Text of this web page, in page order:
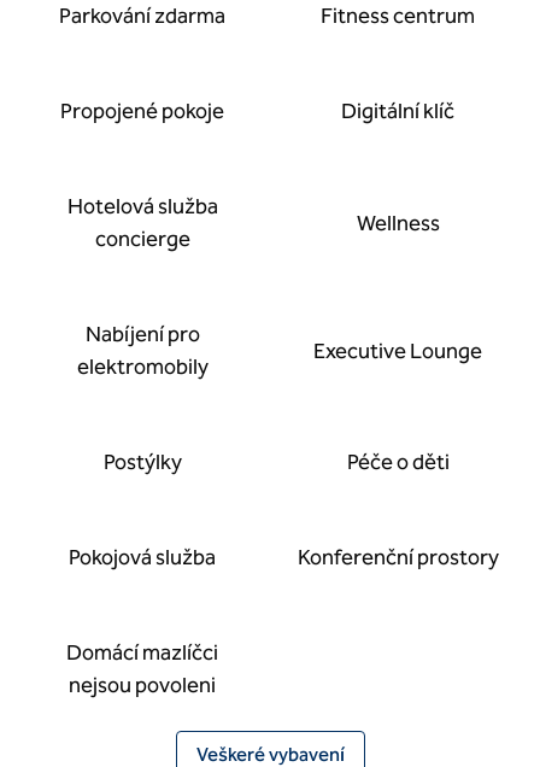
Parkování zdarma Fitness centrum
Propojené pokoje Digitální klíč
Hotelová služba
concierge
Wellness
Nabíjení pro
elektromobily
Executive Lounge
Postýlky Péče o děti
Pokojová služba Konferenční prostory
Domácí mazlíčci
nejsou povoleni
Veškeré vybavení